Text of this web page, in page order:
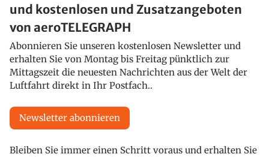
und kostenlosen und Zusatzangeboten
von aeroTELEGRAPH
Abonnieren Sie unseren kostenlosen Newsletter und
erhalten Sie von Montag bis Freitag pünktlich zur
Mittagszeit die neuesten Nachrichten aus der Welt der
Luftfahrt direkt in Ihr Postfach..
Newsletter abonnieren
Bleiben Sie immer einen Schritt voraus und erhalten Sie